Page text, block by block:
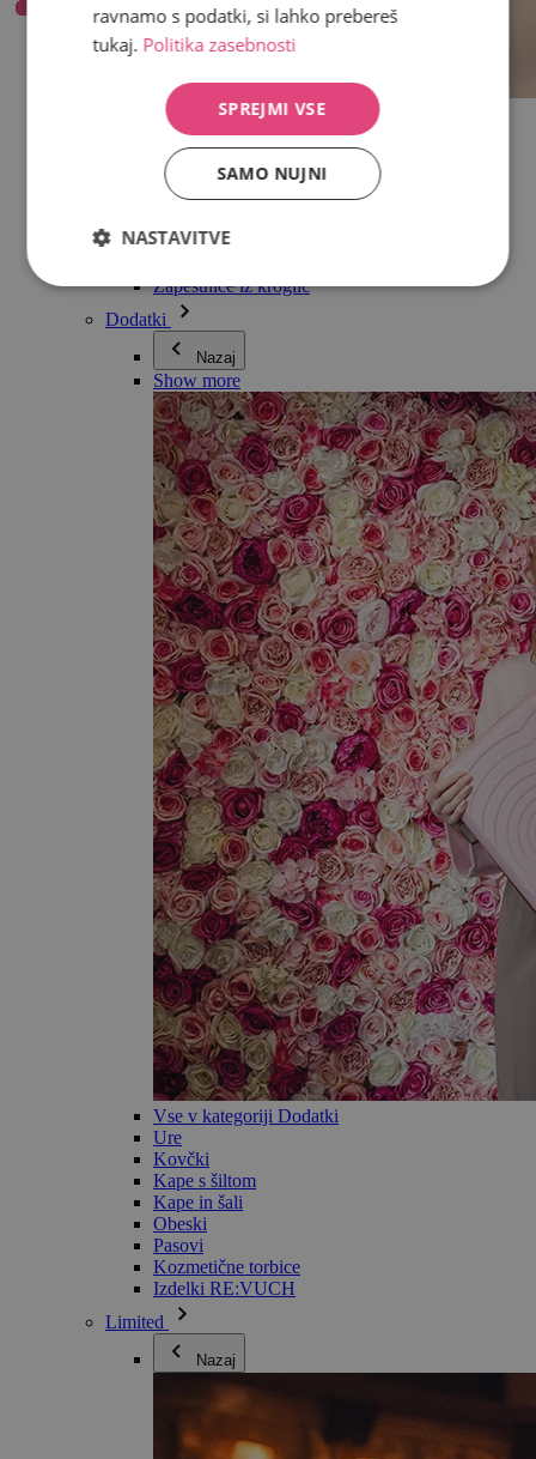
Vse v kategoriji Nakit
Uhani
Zapestnice
Ogrlice
Kolekcija Adéle Pečlové
Nakit za pare
Zapestnice iz kroglic
Dodatki
Nazaj
Show more
Vse v kategoriji Dodatki
Ure
Kovčki
Kape s šiltom
Kape in šali
Obeski
Pasovi
Kozmetične torbice
Izdelki RE:VUCH
Limited
Nazaj
ravnamo s podatki, si lahko prebereš
tukaj. Politika zasebnosti
SPREJMI VSE
SAMO NUJNI
NASTAVITVE